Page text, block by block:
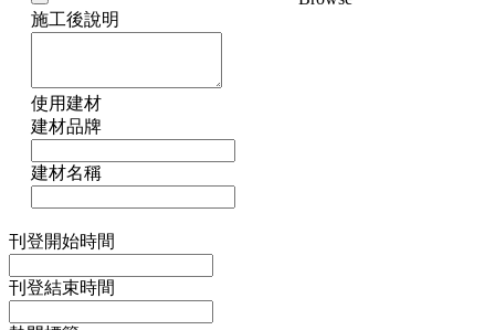
施工後說明
使用建材
建材品牌
建材名稱
刊登開始時間
刊登結束時間